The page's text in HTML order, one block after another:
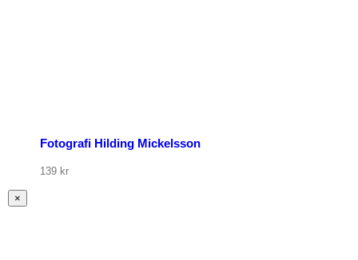
Fotografi Hilding Mickelsson
139 kr
Stäng
snabbvy
×